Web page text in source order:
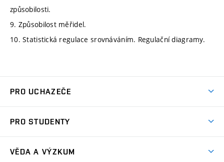
způsobilosti.
9. Způsobilost měřidel.
10. Statistická regulace srovnáváním. Regulační diagramy.
PRO UCHAZEČE
Ambasadoři studia
PRO STUDENTY
VĚDA A VÝZKUM